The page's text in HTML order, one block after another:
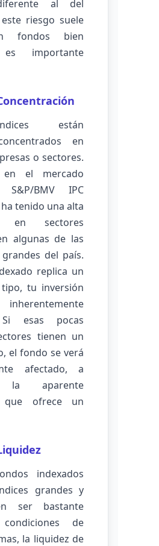
al del
riesgo suele
fondos bien
es importante
están
en
o sectores.
el mercado
BMV IPC
tenido una alta
en sectores
algunas de las
del país.
replica un
tu inversión
Si esas pocas
tienen un
el fondo se verá
afectado, a
aparente
que ofrece un
indexados
grandes y
ser bastante
de
la liquidez de